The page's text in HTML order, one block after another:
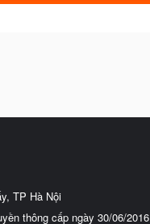
TP Hà Nội
thông cấp ngày 30/06/2016